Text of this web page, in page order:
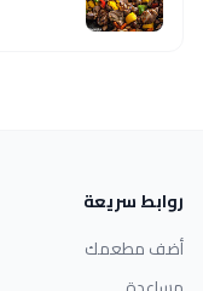
روابط سريعة
أضف مطعمك